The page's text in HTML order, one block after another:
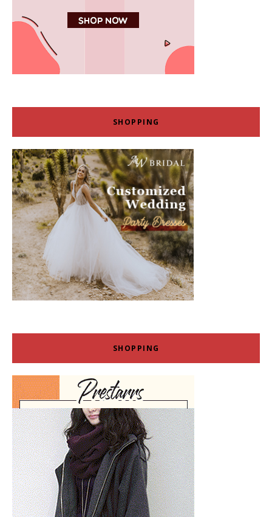
SHOPPING
SHOPPING